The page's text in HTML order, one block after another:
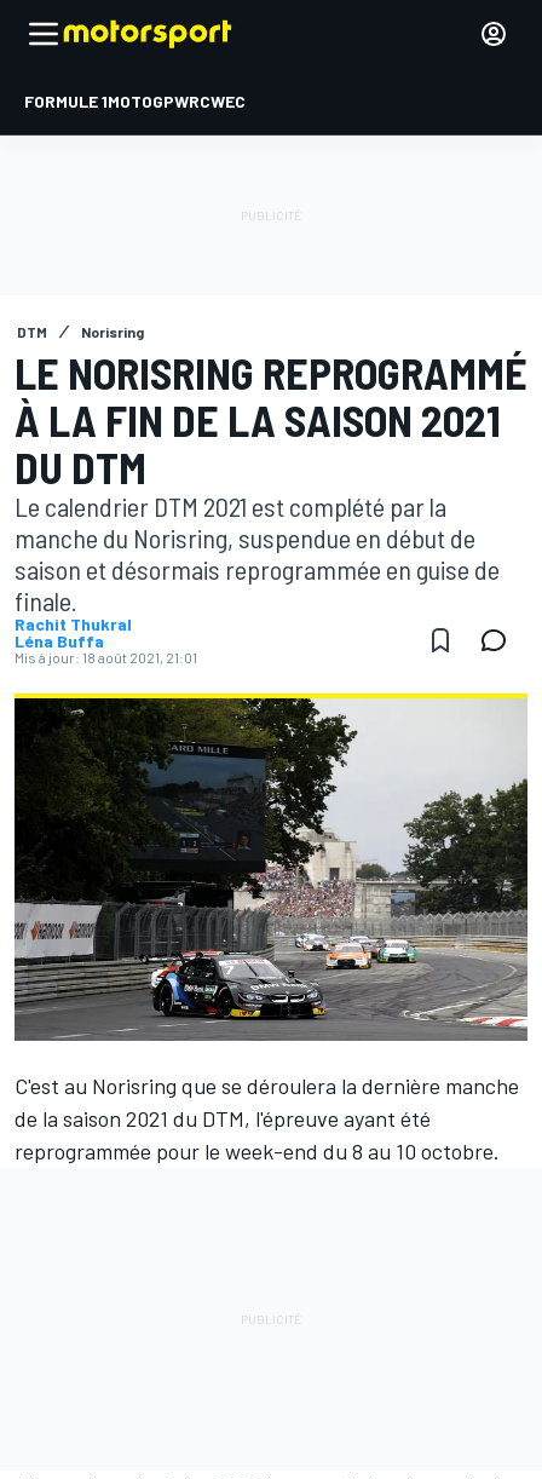
FORMULE 1MOTOGPWRCWEC
DTM Norisring
LE NORISRING REPROGRAMMÉ
À LA FIN DE LA SAISON 2021
DU DTM
Le calendrier DTM 2021 est complété par la
manche du Norisring, suspendue en début de
saison et désormais reprogrammée en guise de
finale.
Rachit Thukral
Léna Buffa
Mis à jour: 18 août 2021, 21:01
C'est au Norisring que se déroulera la dernière manche
de la saison 2021 du DTM, l'épreuve ayant été
reprogrammée pour le week-end du 8 au 10 octobre.